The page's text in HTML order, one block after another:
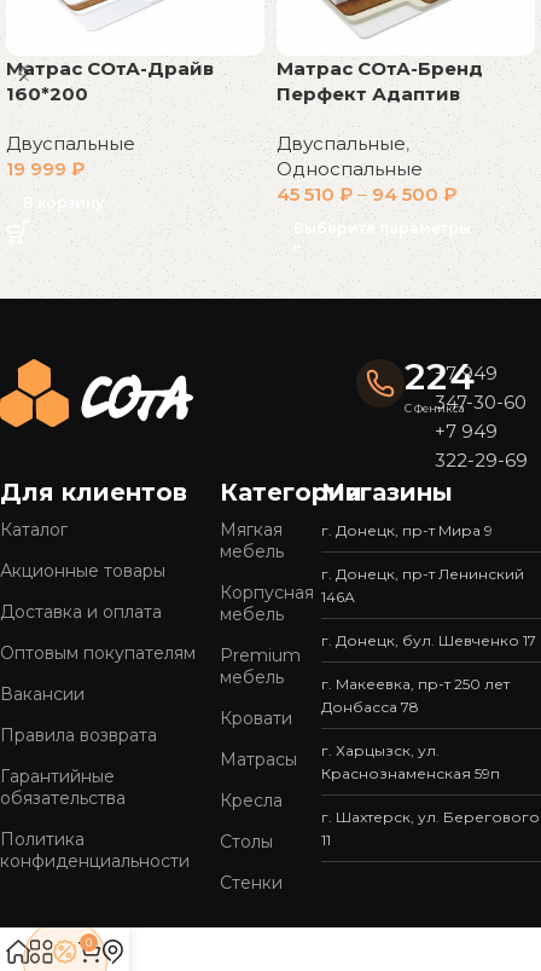
Матрас СОтА-Драйв
160*200
Двуспальные
19 999₽
В корзину
Матрас СОтА-Бренд
Перфект Адаптив
Двуспальные,
Односпальные
45 510 ₽ – 94 500₽
Выберите параметры
Read More
224
С Феникса
+7 949
347-30-60
+7 949
322-29-69
Для клиентов
Каталог
Акционные товары
Доставка и оплата
Оптовым покупателям
Вакансии
Правила возврата
Гарантийные
обязательства
Политика
конфиденциальности
Категории
Мягкая
мебель
Корпусная
мебель
Premium
мебель
Кровати
Матрасы
Кресла
Столы
Стенки
Магазины
г. Донецк, пр-т Мира 9
г. Донецк, пр-т Ленинский
146А
г. Донецк, бул. Шевченко 17
г. Макеевка, пр-т 250 лет
Донбасса 78
г. Харцызск, ул.
Краснознаменская 59п
г. Шахтерск, ул. Берегового
11
0